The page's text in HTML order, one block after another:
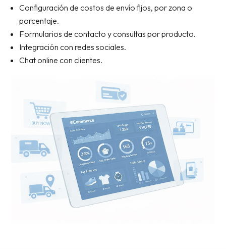
Configuración de costos de envío fijos, por zona o
porcentaje.
Formularios de contacto y consultas por producto.
Integración con redes sociales.
Chat online con clientes.